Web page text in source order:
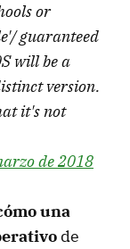
or
guaranteed
will be a
version.
it's not
de 2018
una
de